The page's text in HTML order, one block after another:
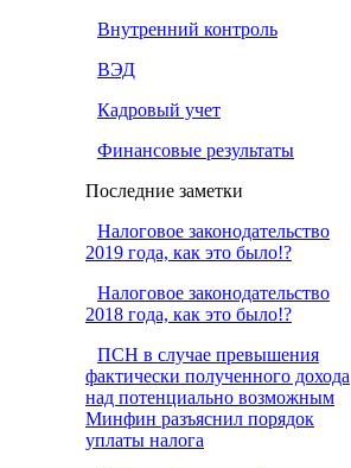
Внутренний контроль
ВЭД
Кадровый учет
Финансовые результаты
Последние заметки
Налоговое законодательство
2019 года, как это было!?
Налоговое законодательство
2018 года, как это было!?
ПСН в случае превышения
фактически полученного дохода
над потенциально возможным
Минфин разъяснил порядок
уплаты налога